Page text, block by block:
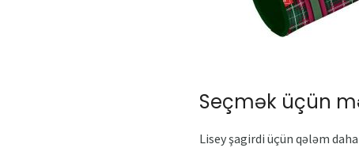
Seçmək üçün
Lisey şagirdi üçün qələm